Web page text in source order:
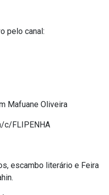
pelo canal:
Mafuane Oliveira
c/FLIPENHA
escambo literário e Feira